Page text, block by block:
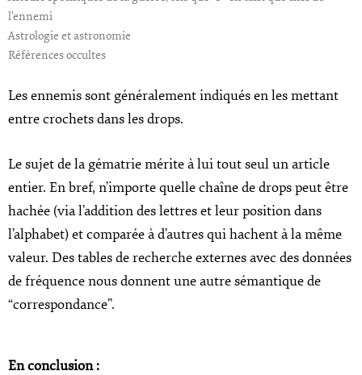
l’ennemi
Astrologie et astronomie
Références occultes
Les ennemis sont généralement indiqués en les mettant
entre crochets dans les drops.
Le sujet de la gématrie mérite à lui tout seul un article
entier. En bref, n’importe quelle chaîne de drops peut être
hachée (via l’addition des lettres et leur position dans
l’alphabet) et comparée à d’autres qui hachent à la même
valeur. Des tables de recherche externes avec des données
de fréquence nous donnent une autre sémantique de
“correspondance”.
En conclusion :